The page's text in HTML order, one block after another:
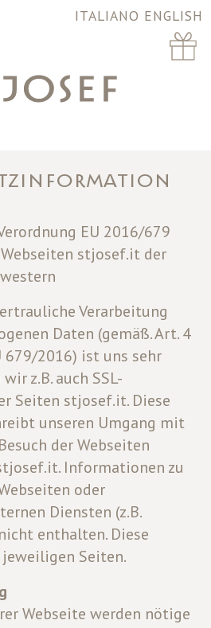
ITALIANO ENGLISH
EU 2016/679
stjosef.it der
Verarbeitung
Daten (gemäß. Art. 4
679/2016) ist uns sehr
z.B. auch SSL-
Seiten stjosef.it. Diese
unseren Umgang mit
der Webseiten
Informationen zu
oder
Diensten (z.B.
enthalten. Diese
Seiten.
Webseite werden nötige